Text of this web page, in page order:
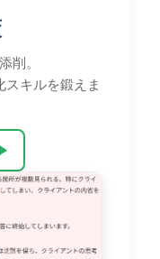
削。
スキルを鍛えま